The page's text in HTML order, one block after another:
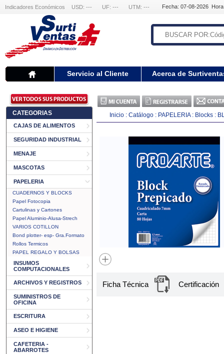
Indicadores Económicos USD: --- UF: --- UTM: --- Fecha: 07-08-2026
Servicio al Cliente Acerca de
CATEGORIAS
CAJAS DE ALIMENTOS
SEGURIDAD INDUSTRIAL
MENAJE
MASCOTAS
PAPELERIA
CUADERNOS Y BLOCKS
Papel Fotocopia
Cartulinas y Cartones
Papel Aluminio-Alusa-Strech
VARIOS COTILLON
Bond plotter- esp- Gra.Formato
Rollos Termicos
PAPEL REGALO Y BOLSAS
INSUMOS
COMPUTACIONALES
ARCHIVOS Y REGISTROS
SUMINISTROS DE
OFICINA
ESCRITURA
ASEO E HIGIENE
CAFETERIA -
ABARROTES
Inicio : Catálogo : PAPELERIA: Blocks :
Ficha Técnica Certificación